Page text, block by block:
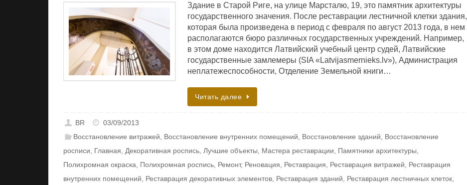
Здание в Старой Риге, на улице Марсталю, 19, это памятник архитектуры
государственного значения. После реставрации лестничной клетки здания,
которая была произведена в период с февраля по август 2013 года, в нем
располагаются бюро различных государственных учреждений. Например,
в этом доме находится Латвийский учебный центр судей, Латвийские
государственные замлемеры (SIA «Latvijasmernieks.lv»), Администрация
неплатежеспособности, Отделение Земельной книги…
Читать далее
BR
03/09/2013
Восстановление витражей
Восстановление внутренних помещений Восстановление зданий
Восстановление
росписи
Главная Декоративная роспись Лучшие объекты Мастера реставрации Памятники архитектуры
Полихромная окраска
Полихромная роспись Ремонт, Реновация Реставрация Реставрация витражей
Реставрация
внутренних помещений
Реставрация декоративных элементов Реставрация зданий Реставрация лестничных клеток